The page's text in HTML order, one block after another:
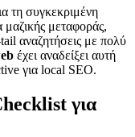
τη συγκεκριμένη
μαζικής μεταφοράς,
αναζητήσεις με πολύ
έχει αναδείξει αυτή
για local SEO.
για